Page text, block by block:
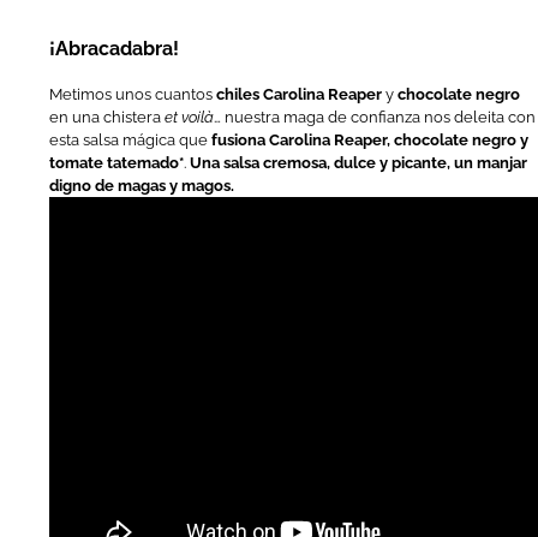
¡Abracadabra!
Metimos unos cuantoschiles Carolina Reaper ychocolate negro
en una chisteraet voilà… nuestra maga de confianza nos deleita con
esta salsa mágica quefusiona Carolina Reaper, chocolate negro y
tomate tatemado*.Una salsa cremosa, dulce y picante, un manjar
digno de magas y magos.